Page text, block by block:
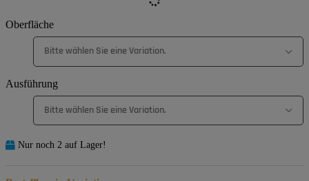
Oberfläche
Bitte wählen Sie eine Variation.
Ausführung
Bitte wählen Sie eine Variation.
Nur noch 2 auf Lager!